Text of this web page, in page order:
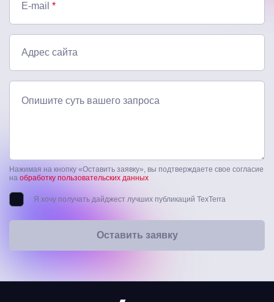
E-mail *
Адрес сайта
Опишите суть вашего запроса
Нажимая на кнопку «Оставить заявку», вы подтверждаете свое согласие
на обработку пользовательских данных
Я хочу получать дайджест лучших публикаций TexTerra
Оставить заявку